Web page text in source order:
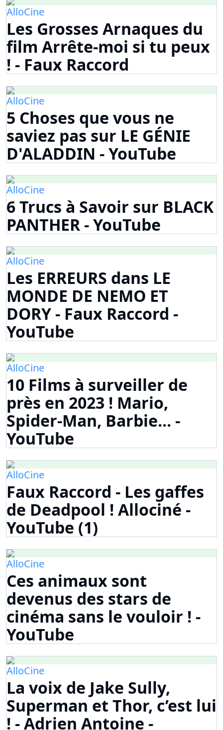
AlloCine
Les Grosses Arnaques du
film Arrête-moi si tu peux
! - Faux Raccord
AlloCine
5 Choses que vous ne
saviez pas sur LE GÉNIE
D'ALADDIN - YouTube
AlloCine
6 Trucs à Savoir sur BLACK
PANTHER - YouTube
AlloCine
Les ERREURS dans LE
MONDE DE NEMO ET
DORY - Faux Raccord -
YouTube
AlloCine
10 Films à surveiller de
près en 2023 ! Mario,
Spider-Man, Barbie... -
YouTube
AlloCine
Faux Raccord - Les gaffes
de Deadpool ! Allociné -
YouTube (1)
AlloCine
Ces animaux sont
devenus des stars de
cinéma sans le vouloir ! -
YouTube
AlloCine
La voix de Jake Sully,
Superman et Thor, c’est lui
! - Adrien Antoine -